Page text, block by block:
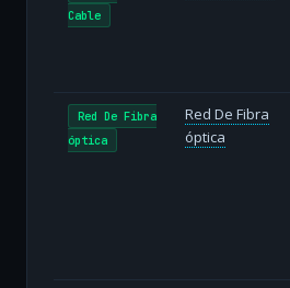
Cable
Red De Fibra
óptica
Red De Fibra
óptica